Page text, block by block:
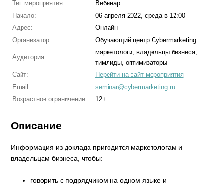
Тип мероприятия:
Вебинар
Начало:
06 апреля 2022, среда в 12:00
Адрес:
Онлайн
Организатор:
Обучающий центр Cybermarketing
Аудитория:
маркетологи, владельцы бизнеса,
тимлиды, оптимизаторы
Сайт:
Перейти на сайт мероприятия
Email:
seminar@cybermarketing.ru
Возрастное ограничение:
12+
Описание
Информация из доклада пригодится маркетологам и
владельцам бизнеса, чтобы:
говорить с подрядчиком на одном языке и